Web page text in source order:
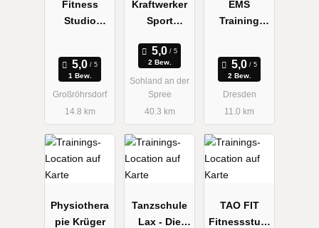
Fitness
Studio
1 Bew.
Großröhrsdorf
14.8 km
Kraftwerker
Sport
gesellschaft
(haftungsbe
schränkt)
2 Bew.
Sohland an der
Spree
40.3 km
EMS
Training
Löbtau
2 Bew.
Dresden
11.0 km
Physiothera
pie Krüger
Tanzschule
Lax - Die
TAO FIT
Fitnessstudi